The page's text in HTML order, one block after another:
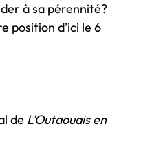
à sa pérennité?
position d’ici le 6
de L’Outaouais en